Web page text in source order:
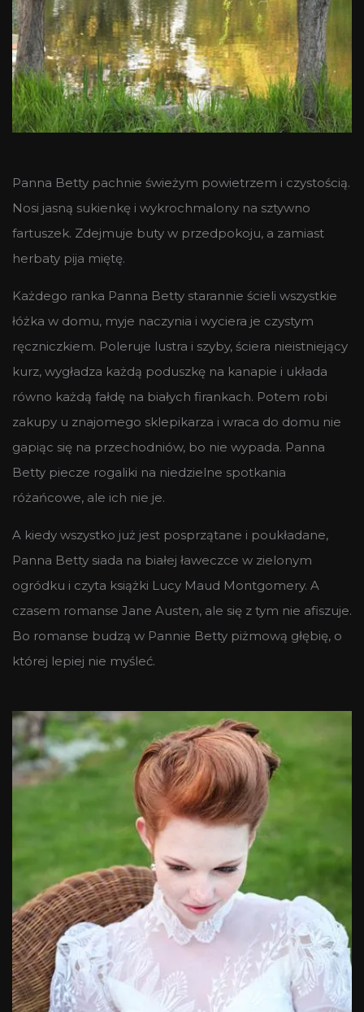
Panna Betty pachnie świeżym powietrzem i czystością.
Nosi jasną sukienkę i wykrochmalony na sztywno
fartuszek. Zdejmuje buty w przedpokoju, a zamiast
herbaty pija miętę.
Każdego ranka Panna Betty starannie ścieli wszystkie
łóżka w domu, myje naczynia i wyciera je czystym
ręczniczkiem. Poleruje lustra i szyby, ściera nieistniejący
kurz, wygładza każdą poduszkę na kanapie i układa
równo każdą fałdę na białych firankach. Potem robi
zakupy u znajomego sklepikarza i wraca do domu nie
gapiąc się na przechodniów, bo nie wypada. Panna
Betty piecze rogaliki na niedzielne spotkania
różańcowe, ale ich nie je.
A kiedy wszystko już jest posprzątane i poukładane,
Panna Betty siada na białej ławeczce w zielonym
ogródku i czyta książki Lucy Maud Montgomery. A
czasem romanse Jane Austen, ale się z tym nie afiszuje.
Bo romanse budzą w Pannie Betty piżmową głębię, o
której lepiej nie myśleć.